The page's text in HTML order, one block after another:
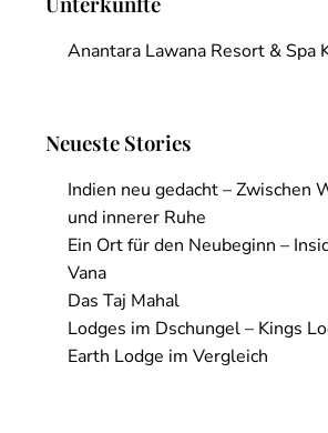
Anantara Lawana Resort & Spa
Neueste Stories
Indien neu gedacht – Zwischen
und innerer Ruhe
Ein Ort für den Neubeginn –
Vana
Das Taj Mahal
Lodges im Dschungel – Kings
Earth Lodge im Vergleich